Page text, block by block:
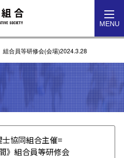
MENU
組合員等研修会(会場)2024.3.28
協同組合主催=
》組合員等研修会